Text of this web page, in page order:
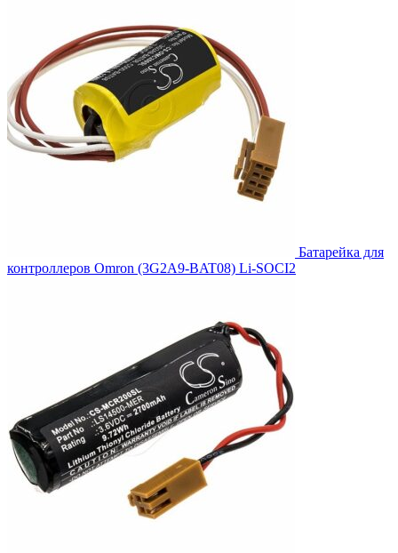
Батарейка для
контроллеров Omron (3G2A9-BAT08) Li-SOCI2